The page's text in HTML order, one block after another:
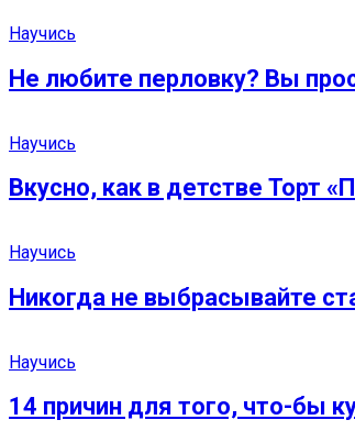
Научись
Не любите перловку? Вы
Научись
Вкусно, как в детстве Торт
Научись
Никогда не выбрасывайте
Научись
14 причин для того, что-бы